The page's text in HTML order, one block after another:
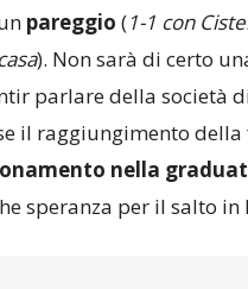
pareggio (1-1 con
). Non sarà di certo
parlare della società
il raggiungimento
nella
speranza per il salto in